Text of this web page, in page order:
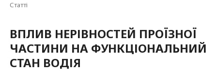
Статті
ВПЛИВ НЕРІВНОСТЕЙ ПРОЇЗНОЇ
ЧАСТИНИ НА ФУНКЦІОНАЛЬНИЙ
СТАН ВОДІЯ